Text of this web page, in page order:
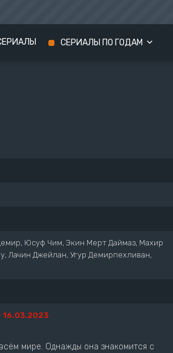
Юсуф Чим, Экин Мерт Даймаз, Махир
Лачин Джейлан, Угур Демирпехливан,
16.03.2023
мире. Однажды она знакомится с
СЕРИАЛЫ ПО ГОДАМ